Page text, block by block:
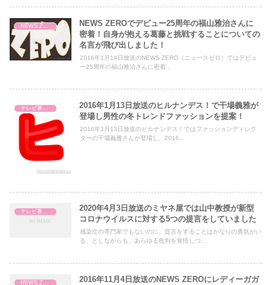
NEWS ZEROでデビュー25周年の福山雅治さんに
密着！自身が抱える葛藤と挑戦することについての
名言が飛び出しました！
2016年1月14日放送のNEWS ZERO（ニュースゼロ）ではデビュ
ー25周年の福山雅治さんに密着...
2016年1月13日放送のヒルナンデス！で干場義雅が
登場し男性の冬トレンドファッションを提案！
2016年1月13日放送のヒルナンデス！ではファッションディレク
ターの干場義雅さんが登場し、2016...
2020年4月3日放送のミヤネ屋では山中教授が新型
コロナウイルスに対する5つの提言をしていました
感染症の専門家でもないのに、提言をすることはかなりの勇気がい
る、としながらも、あらゆる批判を覚悟しつ...
2016年11月4日放送のNEWS ZEROにレディーガガ